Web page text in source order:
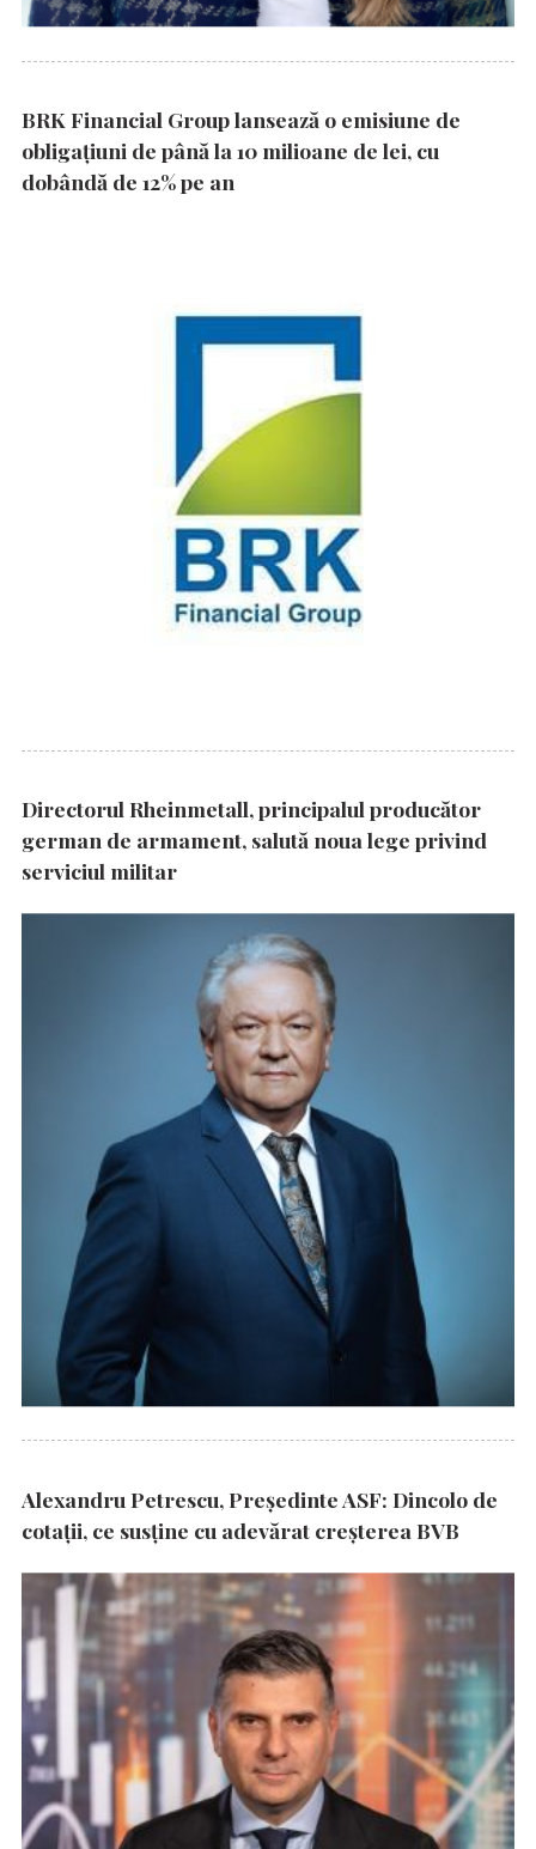
BRK Financial Group lansează o emisiune de
obligațiuni de până la 10 milioane de lei, cu
dobândă de 12% pe an
Directorul Rheinmetall, principalul producător
german de armament, salută noua lege privind
serviciul militar
Alexandru Petrescu, Președinte ASF: Dincolo de
cotații, ce susține cu adevărat creșterea BVB